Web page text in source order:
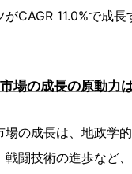
CAGR 11.0%で成長
場の成長の原動力
の成長は、地政学
戦闘技術の進歩など